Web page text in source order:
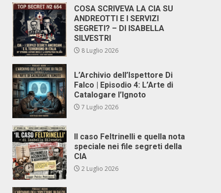
COSA SCRIVEVA LA CIA SU
ANDREOTTI E I SERVIZI
SEGRETI? – DI ISABELLA
SILVESTRI
8 Luglio 2026
L’Archivio dell’Ispettore Di
Falco | Episodio 4: L’Arte di
Catalogare l’Ignoto
7 Luglio 2026
Il caso Feltrinelli e quella nota
speciale nei file segreti della
CIA
2 Luglio 2026